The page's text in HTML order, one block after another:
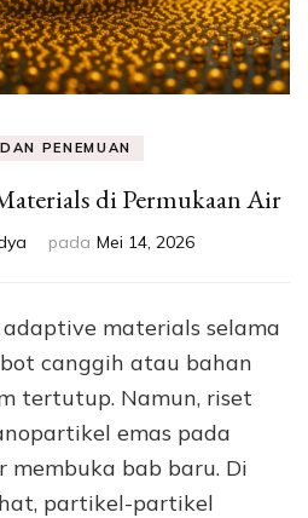
PENEMUAN
di Permukaan Air
pada Mei 14, 2026
adaptive materials selama
canggih atau bahan
tertutup. Namun, riset
emas pada
bab baru. Di
partikel-partikel